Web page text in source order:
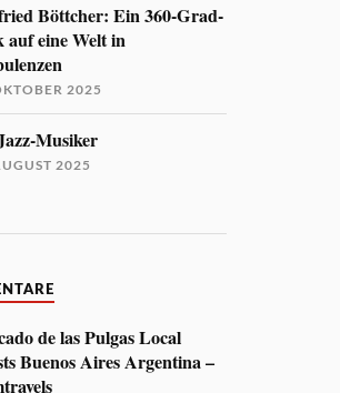
Böttcher: Ein 360-Grad-
auf eine Welt in
2025
Musiker
2025
de las Pulgas Local
Buenos Aires Argentina –